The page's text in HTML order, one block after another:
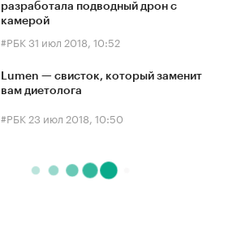
разработала подводный дрон с
камерой
#РБК31 июл 2018, 10:52
Lumen — свисток, который заменит
вам диетолога
#РБК 23 июл 2018, 10:50